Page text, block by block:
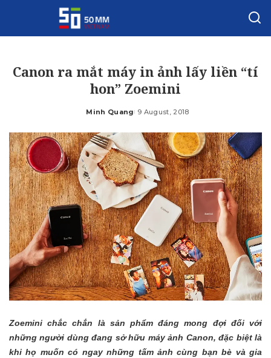
Canon ra mắt máy in ảnh lấy liền “tí
hon” Zoemini
Posted
Minh Quang 9 August, 2018
Zoemini chắc chắn là sản phẩm đáng mong đợi đối với
những người dùng đang sở hữu máy ảnh Canon, đặc biệt là
khi họ muốn có ngay những tấm ảnh cùng bạn bè và gia